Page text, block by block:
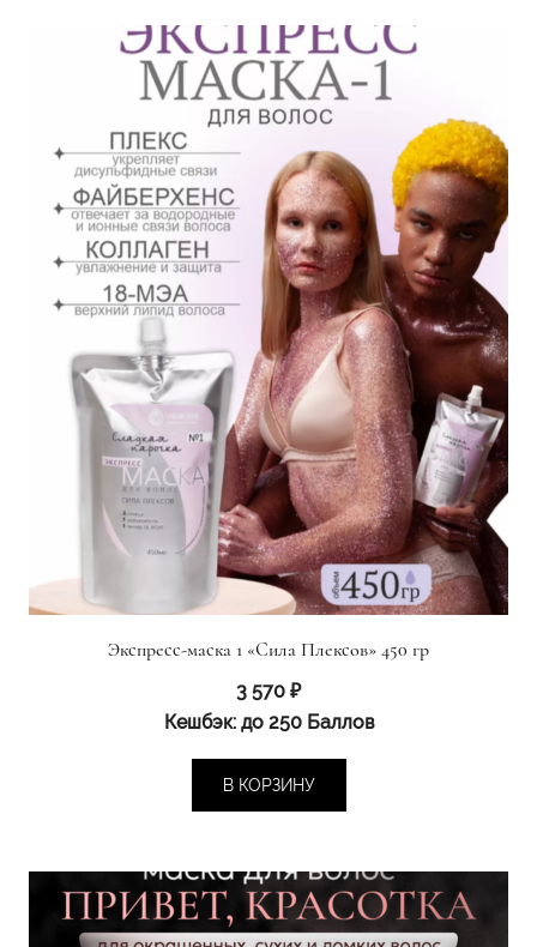
Экспресс-маска 1 «Сила Плексов» 450 гр
3 570 ₽
Кешбэк:до 250 Баллов
В КОРЗИНУ